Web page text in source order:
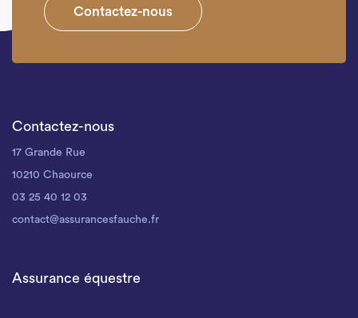
Contactez-nous
Contactez-nous
17 Grande Rue
10210 Chaource
03 25 40 12 03
contact@assurancesfauche.fr
Assurance équestre